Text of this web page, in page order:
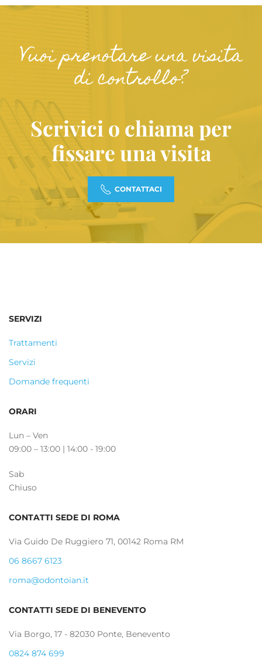
Vuoi prenotare una visita
di controllo?
Scrivici o chiama per
fissare una visita
CONTATTACI
SERVIZI
Trattamenti
Servizi
Domande frequenti
ORARI
Lun – Ven
09:00 – 13:00 | 14:00 - 19:00
Sab
Chiuso
CONTATTI SEDE DI ROMA
Via Guido De Ruggiero 71, 00142 Roma RM
06 8667 6123
roma@odontoian.it
CONTATTI SEDE DI BENEVENTO
Via Borgo, 17 - 82030 Ponte, Benevento
0824 874 699